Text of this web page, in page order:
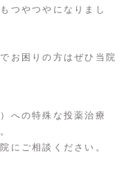
つやつやになりまし
お困りの方はぜひ当院
への特殊な投薬治療
にご相談ください。